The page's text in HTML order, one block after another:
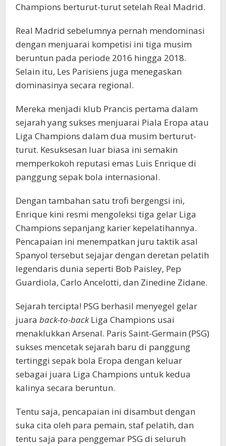
Champions berturut-turut setelah Real Madrid.
Real Madrid sebelumnya pernah mendominasi
dengan menjuarai kompetisi ini tiga musim
beruntun pada periode 2016 hingga 2018.
Selain itu, Les Parisiens juga menegaskan
dominasinya secara regional.
Mereka menjadi klub Prancis pertama dalam
sejarah yang sukses menjuarai Piala Eropa atau
Liga Champions dalam dua musim berturut-
turut. Kesuksesan luar biasa ini semakin
memperkokoh reputasi emas Luis Enrique di
panggung sepak bola internasional.
Dengan tambahan satu trofi bergengsi ini,
Enrique kini resmi mengoleksi tiga gelar Liga
Champions sepanjang karier kepelatihannya.
Pencapaian ini menempatkan juru taktik asal
Spanyol tersebut sejajar dengan deretan pelatih
legendaris dunia seperti Bob Paisley, Pep
Guardiola, Carlo Ancelotti, dan Zinedine Zidane.
Sejarah tercipta! PSG berhasil menyegel gelar
juara back-to-backLiga Champions usai
menaklukkan Arsenal. Paris Saint-Germain (PSG)
sukses mencetak sejarah baru di panggung
tertinggi sepak bola Eropa dengan keluar
sebagai juara Liga Champions untuk kedua
kalinya secara beruntun.
Tentu saja, pencapaian ini disambut dengan
suka cita oleh para pemain, staf pelatih, dan
tentu saja para penggemar PSG di seluruh